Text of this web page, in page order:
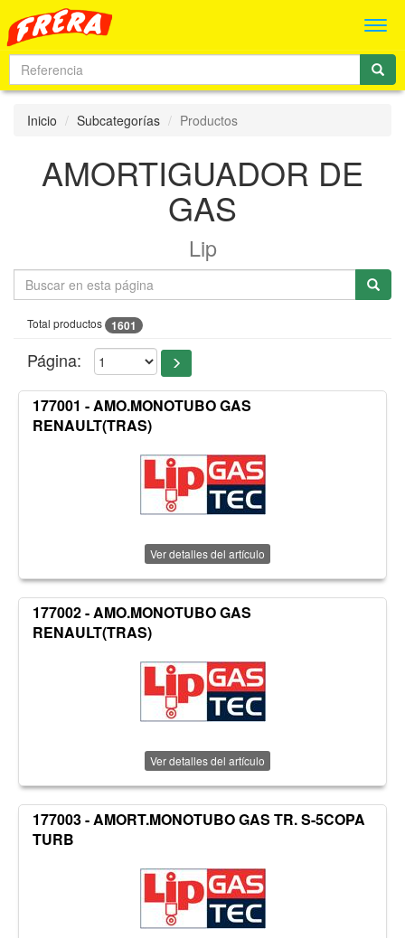
Inicio Subcategorías Productos
AMORTIGUADOR DE
GAS
Lip
Total productos 1601
Página:
177001 - AMO.MONOTUBO GAS
RENAULT(TRAS)
Ver detalles del artículo
177002 - AMO.MONOTUBO GAS
RENAULT(TRAS)
Ver detalles del artículo
177003 - AMORT.MONOTUBO GAS TR. S-5COPA
TURB